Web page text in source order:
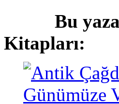
Bu
Kitapları: